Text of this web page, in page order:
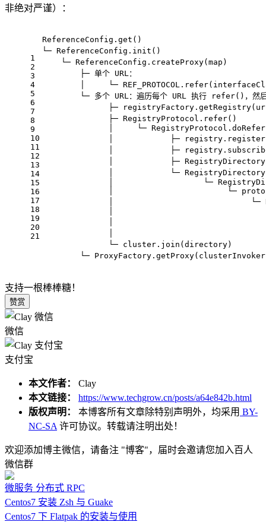
非绝对严谨）：
1
2
3
4
5
6
7
8
9
10
11
12
13
14
15
16
17
18
19
20
21
ReferenceConfig.get()
└─ ReferenceConfig.init()
└─ ReferenceConfig.createProxy(map)
        ├─ 单个 URL：
│     └─
└─ 多个 URL：遍历每个 URL 执行 refer()，然
├─
├─ RegistryProtocol.refer()
│     └─
│            ├─
│            ├─
│            ├─
│            └─
│                   └─
│                        └─
│                             └─
└─ cluster.join(directory)
└─ ProxyFactory.getProxy(clusterInvoker)
支持一根棒棒糖！
赞赏
微信
支付宝
本文作者：
Clay
本文链接：
https://www.techgrow.cn/posts/a64e842b.html
版权声明：
本博客所有文章除特别声明外，均采用 BY-
NC-SA 许可协议。转载请注明出处！
欢迎添加博主微信，请备注 "博客"，届时会邀请您加入百人
微信群
微服务 分布式 RPC
Centos7 安装 Zsh 与 Guake
Centos7 下 Flatpak 的安装与使用